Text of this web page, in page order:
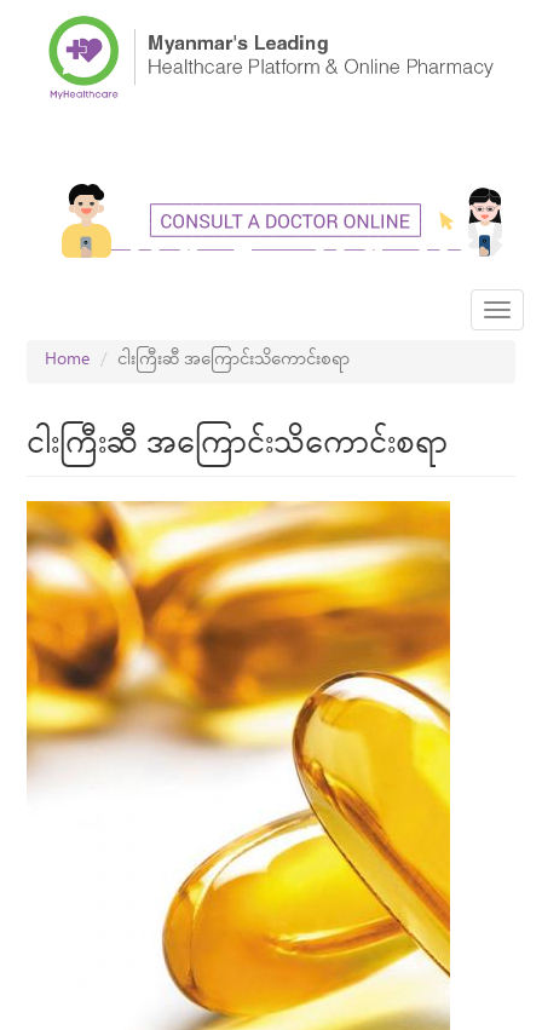
content
Home ငါးကြီးဆီ အကြောင်းသိကောင်းစရာ
ငါးကြီးဆီ အကြောင်းသိကောင်းစရာ